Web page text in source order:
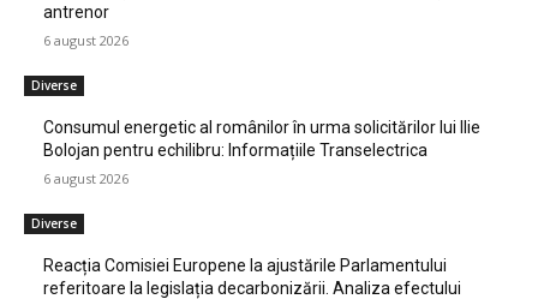
antrenor
6 august 2026
Diverse
Consumul energetic al românilor în urma solicitărilor lui Ilie
Bolojan pentru echilibru: Informațiile Transelectrica
6 august 2026
Diverse
Reacția Comisiei Europene la ajustările Parlamentului
referitoare la legislația decarbonizării. Analiza efectului